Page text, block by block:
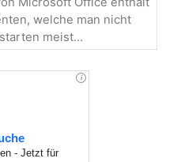
welche man nicht
meist…